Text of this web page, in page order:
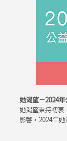
她渴望－2024
她渴望秉持初衷
影響，2024年